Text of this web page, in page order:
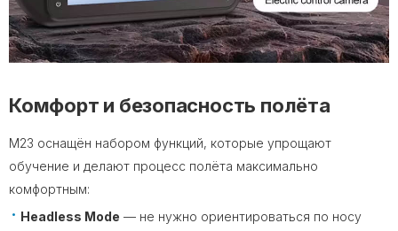
Комфорт и безопасность полёта
M23 оснащён набором функций, которые упрощают
обучение и делают процесс полёта максимально
комфортным:
Headless Mode — не нужно ориентироваться по носу